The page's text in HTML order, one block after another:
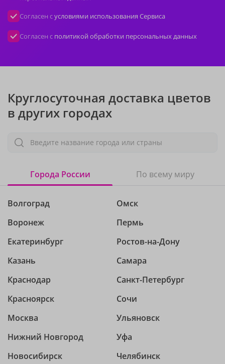
Согласен сусловиями использования Сервиса
Согласен с политикой обработки персональных данных
Круглосуточная доставка цветов
в других городах
Введите название города или страны
Города России По всему миру
Волгоград
Воронеж
Екатеринбург
Казань
Краснодар
Красноярск
Москва
Нижний Новгород
Новосибирск
Омск
Пермь
Ростов-на-Дону
Самара
Санкт-Петербург
Сочи
Ульяновск
Уфа
Челябинск